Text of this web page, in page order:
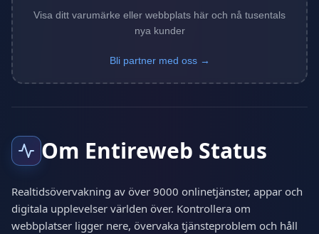
Visa ditt varumärke eller webbplats här och nå tusentals
nya kunder
Bli partner med oss →
Om Entireweb Status
Realtidsövervakning av över 9000 onlinetjänster, appar och
digitala upplevelser världen över. Kontrollera om
webbplatser ligger nere, övervaka tjänsteproblem och håll